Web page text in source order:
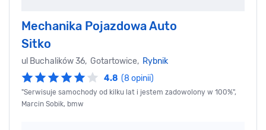
Mechanika Pojazdowa Auto
Sitko
ul Buchalików 36, Gotartowice, Rybnik
4.8 (8 opinii)
"Serwisuje samochody od kilku lat i jestem zadowolony w 100%",
Marcin Sobik, bmw